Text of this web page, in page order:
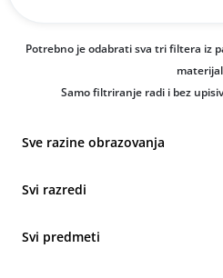
Potrebno je odabrati sva tri filtera iz
Samo filtriranje radi i bez
Sve razine obrazovanja
Svi razredi
Svi predmeti